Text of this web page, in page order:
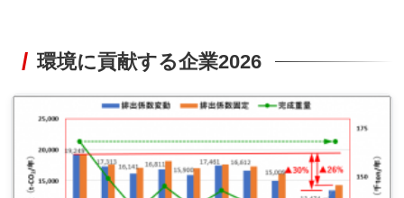
環境に貢献する企業2026